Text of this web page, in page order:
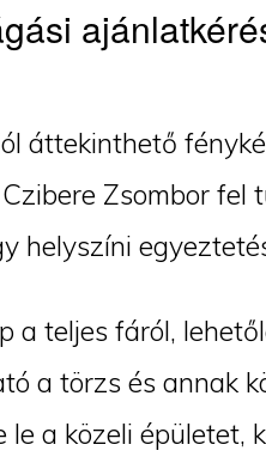
áttekinthető
Zsombor fel
helyszíni
a teljes fáról,
a törzs és annak
le a közeli épületet,